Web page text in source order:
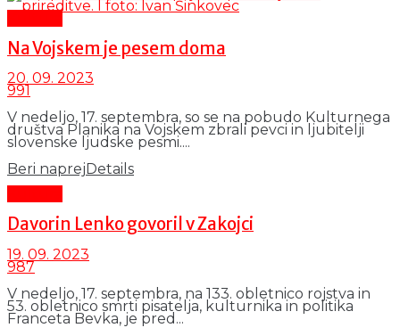
Na Vojskem je pesem doma
20. 09. 2023
991
V nedeljo, 17. septembra, so se na pobudo Kulturnega
društva Planika na Vojskem zbrali pevci in ljubitelji
slovenske ljudske pesmi....
Beri naprej Details
Davorin Lenko govoril v Zakojci
19. 09. 2023
987
V nedeljo, 17. septembra, na 133. obletnico rojstva in
53. obletnico smrti pisatelja, kulturnika in politika
Franceta Bevka, je pred...